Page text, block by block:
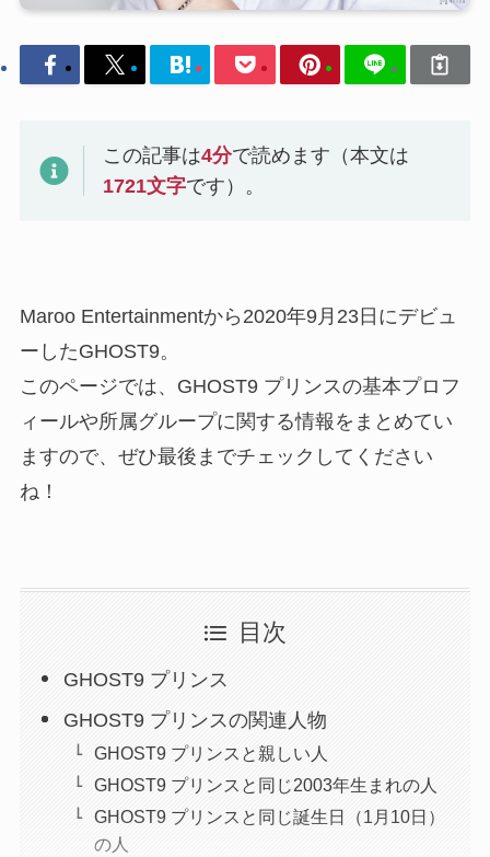
この記事は4分で読めます（本文は
1721文字です）。
Maroo Entertainmentから2020年9月23日にデビュ
ーしたGHOST9。
このページでは、GHOST9 プリンスの基本プロフ
ィールや所属グループに関する情報をまとめてい
ますので、ぜひ最後までチェックしてください
ね！
目次
GHOST9 プリンス
GHOST9 プリンスの関連人物
GHOST9 プリンスと親しい人
GHOST9 プリンスと同じ2003年生まれの人
GHOST9 プリンスと同じ誕生日（1月10日）
の人